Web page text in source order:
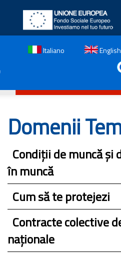
Italiano English
Domenii
Condiții de muncă și
în muncă
Cum să te protejezi
Contracte colective
naționale